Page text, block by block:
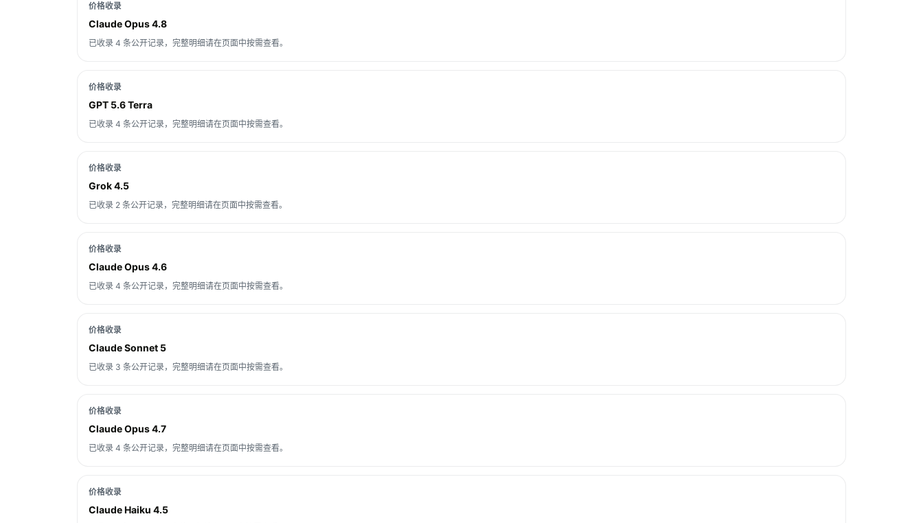
价格收录
Claude Opus 4.8
已收录 4 条公开记录，完整明细请在页面中按需查看。
价格收录
GPT 5.6 Terra
已收录 4 条公开记录，完整明细请在页面中按需查看。
价格收录
Grok 4.5
已收录 2 条公开记录，完整明细请在页面中按需查看。
价格收录
Claude Opus 4.6
已收录 4 条公开记录，完整明细请在页面中按需查看。
价格收录
Claude Sonnet 5
已收录 3 条公开记录，完整明细请在页面中按需查看。
价格收录
Claude Opus 4.7
已收录 4 条公开记录，完整明细请在页面中按需查看。
价格收录
Claude Haiku 4.5